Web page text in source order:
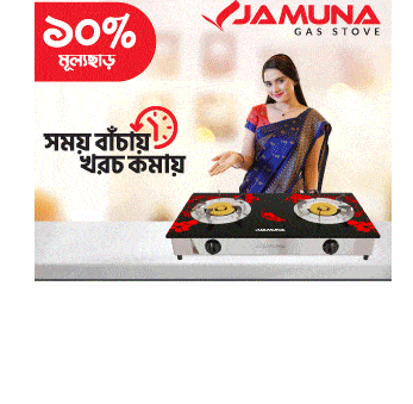
ইশরাকের আসনে ভোটকেন্দ্রে ঢুকে
প্রিজাইডিং অফিসারের ওপর হামলা
বিএনপি নেতাকর্মীদের
৯
অবরুদ্ধ জামায়াত নেতাকে উদ্ধার
করলেন এনসিপি নেত্রী ডা. মিতু
১০
ভোটকেন্দ্রের সামনে বস্তাভর্তি টাকাসহ
১১